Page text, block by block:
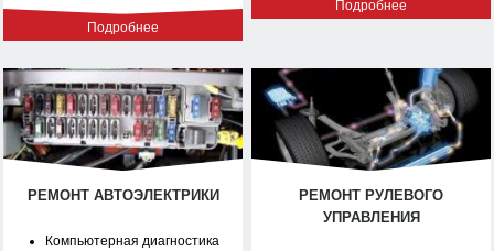
Подробнее
Подробнее
РЕМОНТ АВТОЭЛЕКТРИКИ
Компьютерная диагностика
РЕМОНТ РУЛЕВОГО
УПРАВЛЕНИЯ